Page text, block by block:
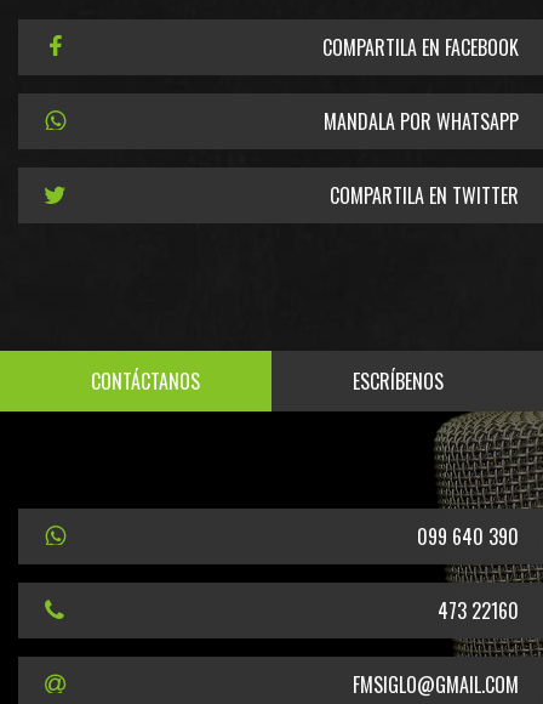
COMPARTILA EN FACEBOOK
MANDALA POR WHATSAPP
COMPARTILA EN TWITTER
CONTÁCTANOS ESCRÍBENOS
099 640 390
473 22160
FMSIGLO@GMAIL.COM